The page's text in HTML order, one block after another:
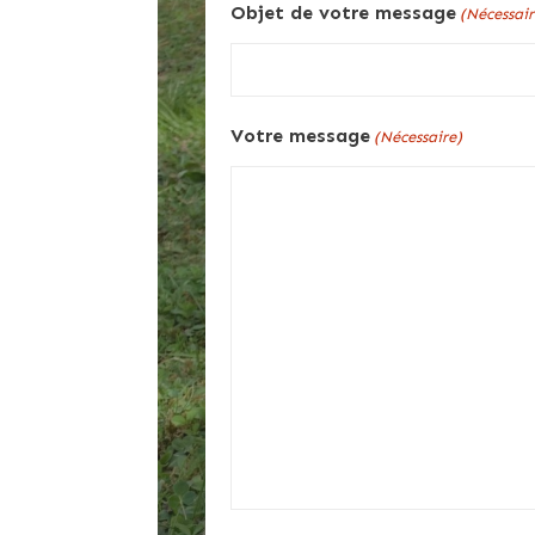
Objet de votre message
Votre message (Nécessaire)